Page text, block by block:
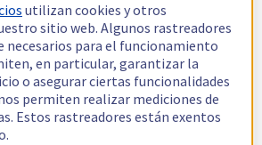
utilizan cookies y otros
sitio web. Algunos rastreadores
para el funcionamiento
en particular, garantizar la
o asegurar ciertas funcionalidades
permiten realizar mediciones de
Estos rastreadores están exentos